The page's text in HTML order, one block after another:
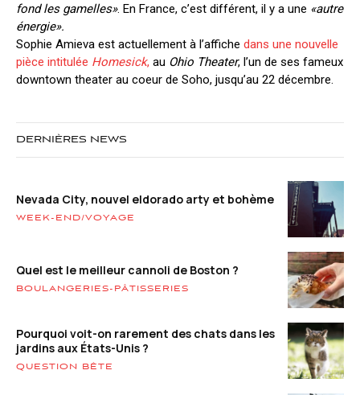
fond les gamelles». En France, c’est différent, il y a une «autre
énergie».
Sophie Amieva est actuellement à l’affiche dans une nouvelle
pièce intitulée Homesick, au Ohio Theater, l’un de ses fameux
downtown theater au coeur de Soho, jusqu’au 22 décembre.
DERNIÈRES NEWS
Nevada City, nouvel eldorado arty et bohème
WEEK-END/VOYAGE
Quel est le meilleur cannoli de Boston ?
BOULANGERIES-PÂTISSERIES
Pourquoi voit-on rarement des chats dans les
jardins aux États-Unis ?
QUESTION BÊTE